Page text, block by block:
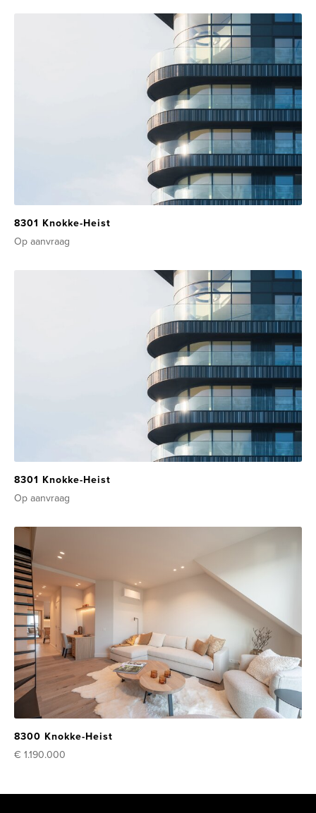
8301 Knokke-Heist
Op aanvraag
8301 Knokke-Heist
Op aanvraag
8300 Knokke-Heist
€ 1.190.000